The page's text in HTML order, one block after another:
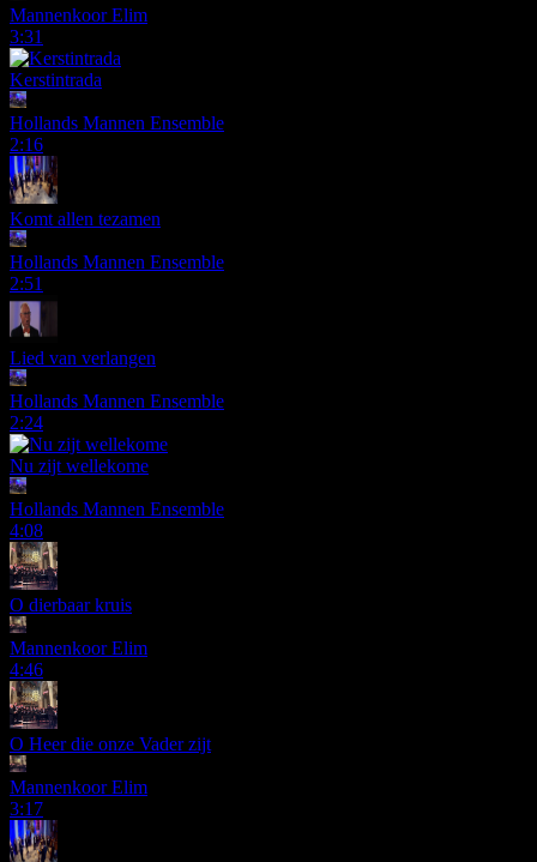
Mannenkoor Elim
3:31
Kerstintrada
Hollands Mannen Ensemble
2:16
Komt allen tezamen
Hollands Mannen Ensemble
2:51
Lied van verlangen
Hollands Mannen Ensemble
2:24
Nu zijt wellekome
Hollands Mannen Ensemble
4:08
O dierbaar kruis
Mannenkoor Elim
4:46
O Heer die onze Vader zijt
Mannenkoor Elim
3:17